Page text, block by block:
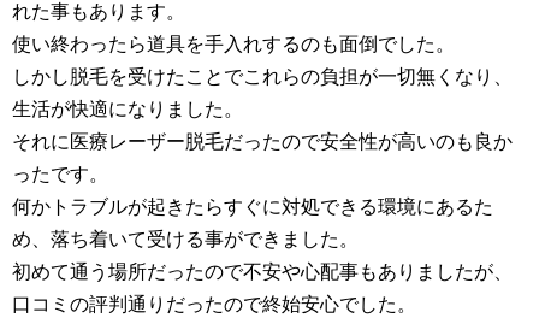
れた事もあります。
使い終わったら道具を手入れするのも面倒でした。
しかし脱毛を受けたことでこれらの負担が一切無くなり、
生活が快適になりました。
それに医療レーザー脱毛だったので安全性が高いのも良か
ったです。
何かトラブルが起きたらすぐに対処できる環境にあるた
め、落ち着いて受ける事ができました。
初めて通う場所だったので不安や心配事もありましたが、
口コミの評判通りだったので終始安心でした。